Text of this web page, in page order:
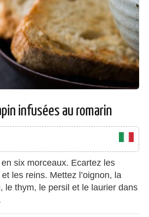
infusées au romarin
six morceaux. Ecartez les
les reins. Mettez l’oignon, la
le thym, le persil et le laurier dans